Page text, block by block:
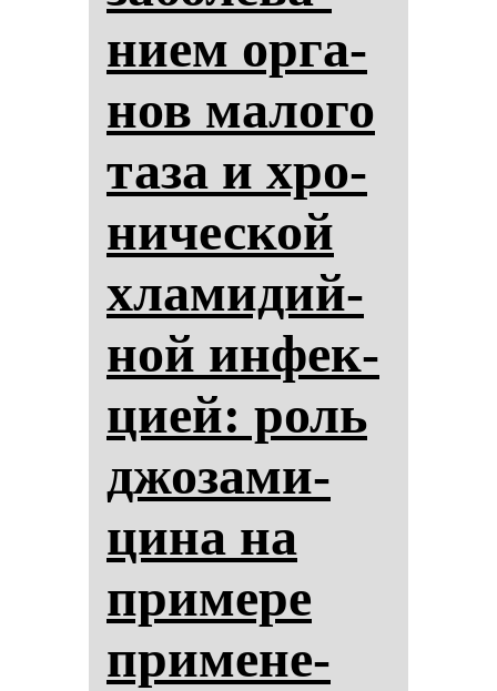
ни­ем ор­га­
нов ма­ло­го
та­за и хро­
ни­чес­кой
хла­ми­дий­
ной ин­фек­
ци­ей: роль
джо­за­ми­
ци­на на
при­ме­ре
при­ме­не­